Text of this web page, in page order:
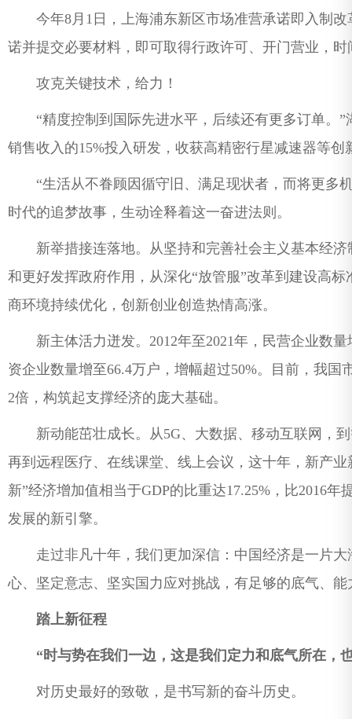
今年8月1日，上海浦东新区市场准营承诺即入制改
诺并提交必要材料，即可取得行政许可、开门营业，
攻克关键技术，给力！
“精度控制到国际先进水平，后续还有更多订单。”
销售收入的15%投入研发，收获高精密行星减速器等创
“生活从不眷顾因循守旧、满足现状者，而将更多
时代的追梦故事，生动诠释着这一奋进法则。
新举措接连落地。从坚持和完善社会主义基本经济
和更好发挥政府作用，从深化“放管服”改革到建设高
商环境持续优化，创新创业创造热情高涨。
新主体活力迸发。2012年至2021年，民营企业数量
资企业数量增至66.4万户，增幅超过50%。目前，我国
2倍，构筑起支撑经济的庞大基础。
新动能茁壮成长。从5G、大数据、移动互联网，到
再到远程医疗、在线课堂、线上会议，这十年，新产
新”经济增加值相当于GDP的比重达17.25%，比2016
发展的新引擎。
走过非凡十年，我们更加深信：中国经济是一片大
心、坚定意志、坚实国力应对挑战，有足够的底气、
踏上新征程
“时与势在我们一边，这是我们定力和底气所在，
对历史最好的致敬，是书写新的奋斗历史。